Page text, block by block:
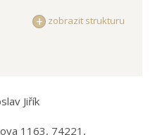
zobrazit strukturu
Jiřík
1163, 74221,